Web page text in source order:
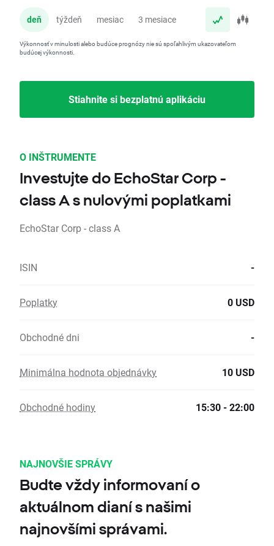
deň týždeň mesiac 3 mesiace
Výkonnosť v minulosti alebo budúce prognózy nie sú spoľahlivým ukazovateľom
budúcej výkonnosti.
Stiahnite si bezplatnú aplikáciu
O INŠTRUMENTE
Investujte do EchoStar Corp -
class A s nulovými poplatkami
EchoStar Corp - class A
ISIN -
Poplatky 0 USD
Obchodné dni -
Minimálna hodnota objednávky 10 USD
Obchodné hodiny 15:30 - 22:00
NAJNOVŠIE SPRÁVY
Budte vždy informovaní o
aktuálnom dianí s našimi
najnovšími správami.